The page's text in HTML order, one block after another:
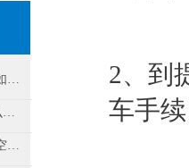
昆山租车-大巴租车公司如何提升业务水平？
签订租车合同要注意什么问题
昆山租车-如何调节车内空调异味？
2、到
车手